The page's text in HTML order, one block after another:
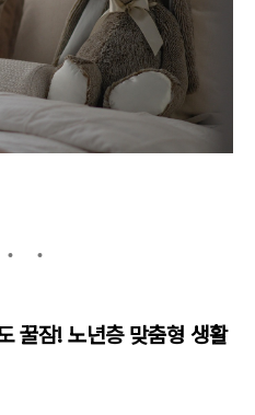
꿀잠! 노년층 맞춤형 생활